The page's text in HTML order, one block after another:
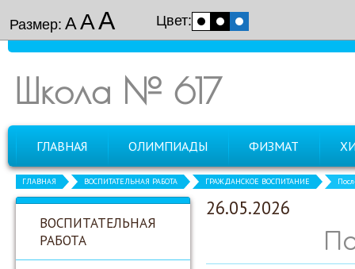
Размер: ААА Цвет:
Школа № 617
ГЛАВНАЯ ОЛИМПИАДЫ ФИЗМАТ
ГЛАВНАЯ ВОСПИТАТЕЛЬНАЯ РАБОТА ГРАЖДАНСКОЕ ВОСПИТАНИЕ
ВОСПИТАТЕЛЬНАЯ
РАБОТА
26.05.2026